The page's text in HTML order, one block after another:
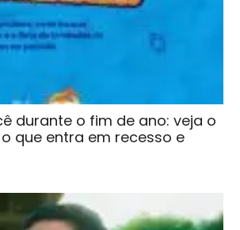
durante o fim de ano: veja o
que entra em recesso e